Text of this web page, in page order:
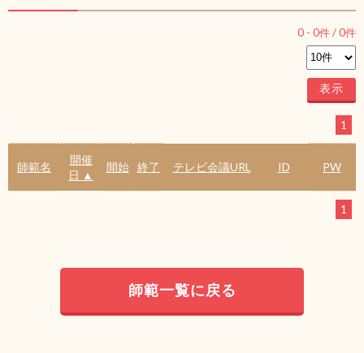
0 - 0件 /0件
1
師範名
開催
日 ▲
開始 終了 テレビ会議URL ID PW
1
師範一覧に戻る